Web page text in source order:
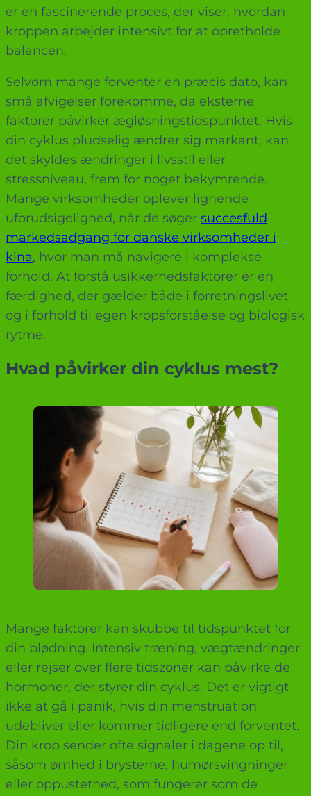
er en fascinerende proces, der viser, hvordan
kroppen arbejder intensivt for at opretholde
balancen.
Selvom mange forventer en præcis dato, kan
små afvigelser forekomme, da eksterne
faktorer påvirker ægløsningstidspunktet. Hvis
din cyklus pludselig ændrer sig markant, kan
det skyldes ændringer i livsstil eller
stressniveau, frem for noget bekymrende.
Mange virksomheder oplever lignende
uforudsigelighed, når de søger succesfuld
markedsadgang for danske virksomheder i
kina, hvor man må navigere i komplekse
forhold. At forstå usikkerhedsfaktorer er en
færdighed, der gælder både i forretningslivet
og i forhold til egen kropsforståelse og biologisk
rytme.
Hvad påvirker din cyklus mest?
Mange faktorer kan skubbe til tidspunktet for
din blødning. Intensiv træning, vægtændringer
eller rejser over flere tidszoner kan påvirke de
hormoner, der styrer din cyklus. Det er vigtigt
ikke at gå i panik, hvis din menstruation
udebliver eller kommer tidligere end forventet.
Din krop sender ofte signaler i dagene op til,
såsom ømhed i brysterne, humørsvingninger
eller oppustethed, som fungerer som de